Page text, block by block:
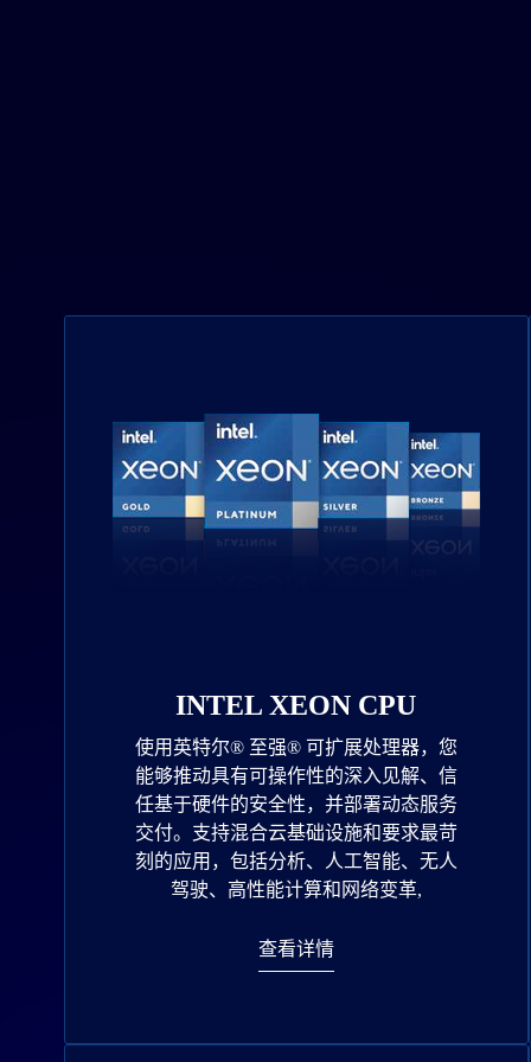
INTEL XEON CPU
使用英特尔® 至强® 可扩展处理器，您
能够推动具有可操作性的深入见解、信
任基于硬件的安全性，并部署动态服务
交付。支持混合云基础设施和要求最苛
刻的应用，包括分析、人工智能、无人
驾驶、高性能计算和网络变革,
查看详情